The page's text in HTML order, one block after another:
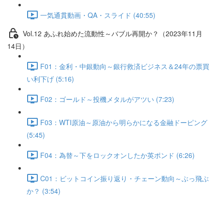
一気通貫動画・QA・スライド (40:55)
Vol.12 あふれ始めた流動性～バブル再開か？（2023年11月
14日）
F01：金利・中銀動向～銀行救済ビジネス＆24年の票買
い利下げ (5:16)
F02：ゴールド～投機メタルがアツい (7:23)
F03：WTI原油～原油から明らかになる金融ドーピング
(5:45)
F04：為替～下をロックオンしたか英ポンド (6:26)
C01：ビットコイン振り返り・チェーン動向～ぶっ飛ぶ
か？ (3:54)